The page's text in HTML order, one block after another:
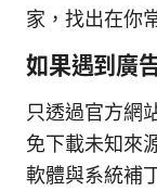
家，找出在你
如果遇到廣
只透過官方網
免下載未知來
軟體與系統補